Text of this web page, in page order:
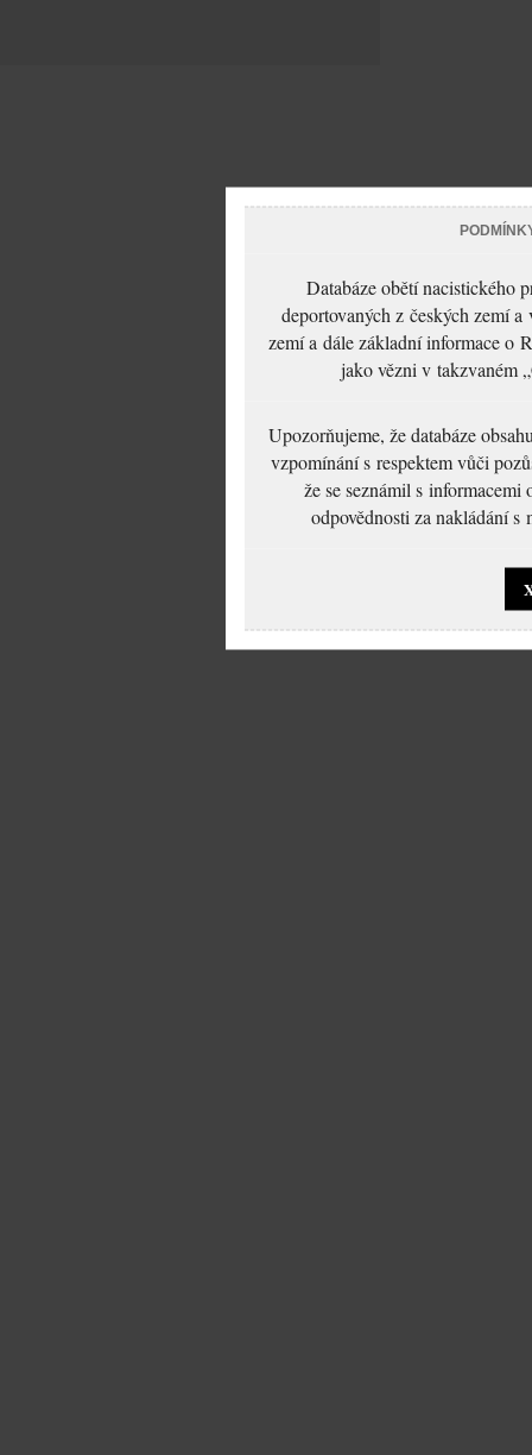
Databáze obětí nacistického
deportovaných z českých zemí
zemí a dále základní informace o
jako vězni v takzvaném
Upozorňujeme, že databáze
vzpomínání s respektem vůči
že se seznámil s
odpovědnosti za nakládání